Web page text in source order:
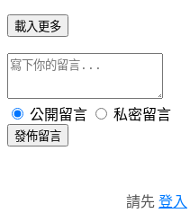
載入更多
公開留言 私密留言
發佈留言
請先 登入